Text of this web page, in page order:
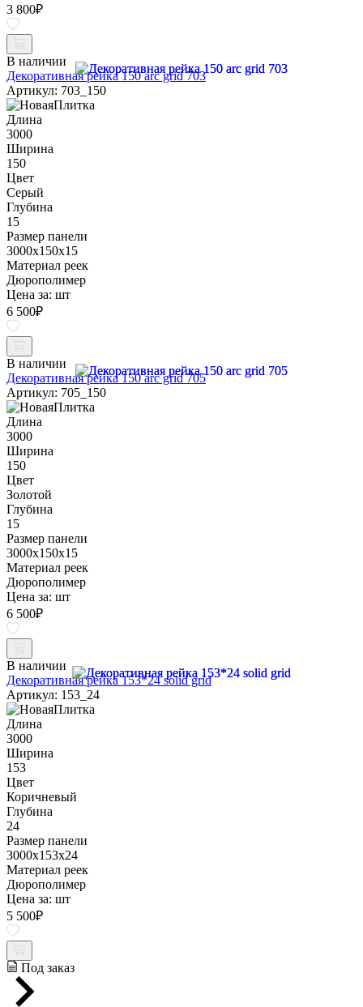
3 800₽
В наличии
Декоративная рейка 150 arc grid 703
Артикул: 703_150
Длина
3000
Ширина
150
Цвет
Серый
Глубина
15
Размер панели
3000x150x15
Материал реек
Дюрополимер
Цена за: шт
6 500₽
В наличии
Декоративная рейка 150 arc grid 705
Артикул: 705_150
Длина
3000
Ширина
150
Цвет
Золотой
Глубина
15
Размер панели
3000x150x15
Материал реек
Дюрополимер
Цена за: шт
6 500₽
В наличии
Декоративная рейка 153*24 solid grid
Артикул: 153_24
Длина
3000
Ширина
153
Цвет
Коричневый
Глубина
24
Размер панели
3000x153x24
Материал реек
Дюрополимер
Цена за: шт
5 500₽
Под заказ